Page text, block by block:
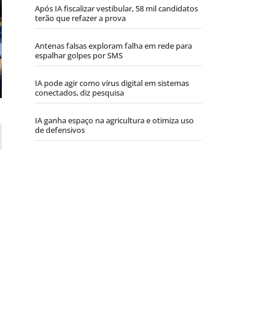
Após IA fiscalizar vestibular, 58 mil candidatos
terão que refazer a prova
Antenas falsas exploram falha em rede para
espalhar golpes por SMS
IA pode agir como vírus digital em sistemas
conectados, diz pesquisa
IA ganha espaço na agricultura e otimiza uso
de defensivos